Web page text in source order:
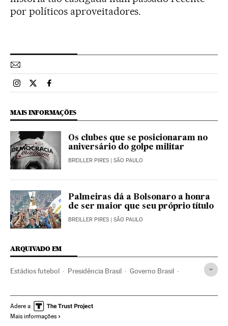
por políticos aproveitadores.
Esportes El País Brasil en Instagram
Esportes El País Brasil en Twitter
Esportes El País Brasil en Facebook
MAIS INFORMAÇÕES
Os clubes que se posicionaram no
aniversário do golpe militar
BREILLER PIRES | SÃO PAULO
Palmeiras dá a Bolsonaro a honra
de ser maior que seu próprio título
BREILLER PIRES | SÃO PAULO
ARQUIVADO EM
Estádios futebol Presidência Brasil Governo Brasil
Governo América do Sul
Major Olimpio
Adere a
Mais informações